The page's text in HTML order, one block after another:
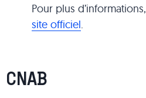
Pour plus d’informations,
site officiel.
CNAB